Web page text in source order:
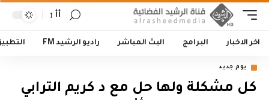
أأ
اخر الاخبار البرامج البث المباشر راديو الرشيد FM
يوم جديد
كل مشكلة ولها حل مع د كريم الترابي